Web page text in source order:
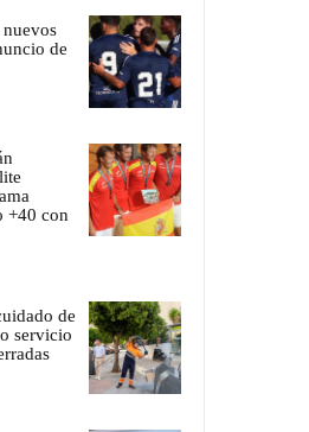
de
+40 con
de
servicio